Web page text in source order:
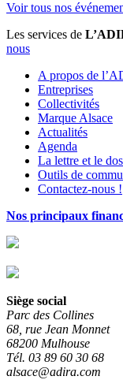
Voir tous nos
Les services de
nous
A propos de
Entreprises
Collectivités
Marque Alsace
Actualités
Agenda
La lettre et le
Outils de
Contactez-nous !
Nos principaux
Siège social
Parc des Collines
68, rue Jean Monnet
68200 Mulhouse
Tél. 03 89 60 30 68
alsace@adira.com